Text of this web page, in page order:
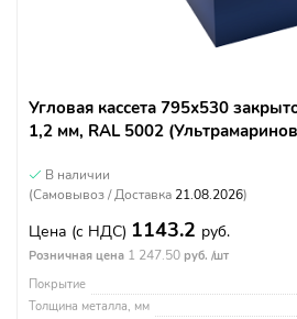
Угловая кассета 795х530
1,2 мм, RAL 5002
В наличии
(Самовывоз / Доставка 21.08.2026)
Цена (с НДС) 1143.2 руб.
Розничная цена 1 247.50 руб. /шт
Покрытие
Толщина металла, мм